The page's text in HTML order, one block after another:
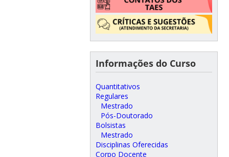
Informações do Curso
Quantitativos
Regulares
Mestrado
Pós-Doutorado
Bolsistas
Mestrado
Disciplinas Oferecidas
Corpo Docente